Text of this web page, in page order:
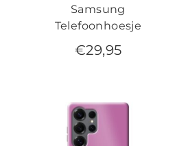
Samsung
Telefoonhoesje
€29,95